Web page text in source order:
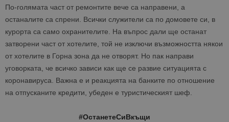
По-голямата част от ремонтите вече са направени, а
останалите са спрени. Всички служители са по домовете си, в
курорта са само охранителите. На въпрос дали ще останат
затворени част от хотелите, той не изключи възможността някои
от хотелите в Горна зона да не отворят. Но пак направи
уговорката, че всичко зависи как ще се развие ситуацията с
коронавируса. Важна е и реакцията на банките по отношение
на отпусканите кредити, убеден е туристическият шеф.
#ОстанетеСиВкъщи